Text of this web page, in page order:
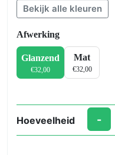
Bekijk alle kleuren
Afwerking
Glanzend
€32,00
Mat
€32,00
Hoeveelheid
ShowerFix
-